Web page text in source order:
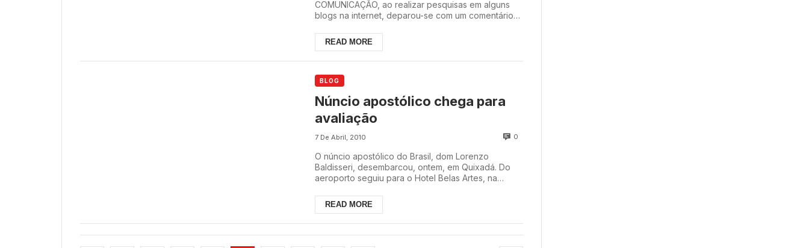
COMUNICAÇÃO, ao realizar pesquisas em alguns
blogs na internet, deparou-se com um comentário
READ MORE
BLOG
Núncio apostólico chega para
avaliação
7 De Abril, 2010 0
O núncio apostólico do Brasil, dom Lorenzo
Baldisseri, desembarcou, ontem, em Quixadá. Do
aeroporto seguiu para o Hotel Belas Artes, na
READ MORE